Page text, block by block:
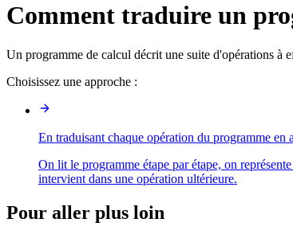
Comment traduire un
Un programme de calcul décrit une suite d'opérations à
Choisissez une approche :
En traduisant chaque opération du programme en
On lit le programme étape par étape, on
intervient dans une opération ultérieure.
Pour aller plus loin